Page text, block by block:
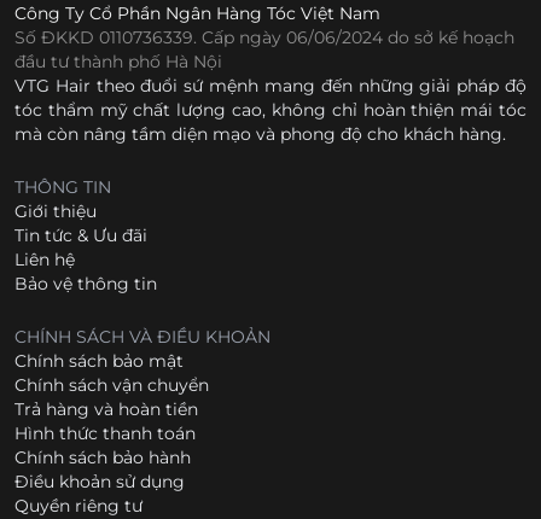
Công Ty Cổ Phần Ngân Hàng Tóc Việt Nam
Số ĐKKD 0110736339. Cấp ngày 06/06/2024 do sở kế hoạch
đầu tư thành phố Hà Nội
VTG Hair theo đuổi sứ mệnh mang đến những giải pháp độ
tóc thẩm mỹ chất lượng cao, không chỉ hoàn thiện mái tóc
mà còn nâng tầm diện mạo và phong độ cho khách hàng.
THÔNG TIN
Giới thiệu
Tin tức & Ưu đãi
Liên hệ
Bảo vệ thông tin
CHÍNH SÁCH VÀ ĐIỀU KHOẢN
Chính sách bảo mật
Chính sách vận chuyển
Trả hàng và hoàn tiền
Hình thức thanh toán
Chính sách bảo hành
Điều khoản sử dụng
Quyền riêng tư